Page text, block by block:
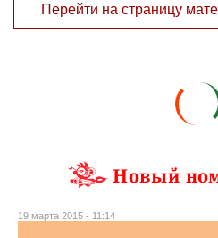
Перейти на страницу
Новый
19 марта 2015 - 11:14